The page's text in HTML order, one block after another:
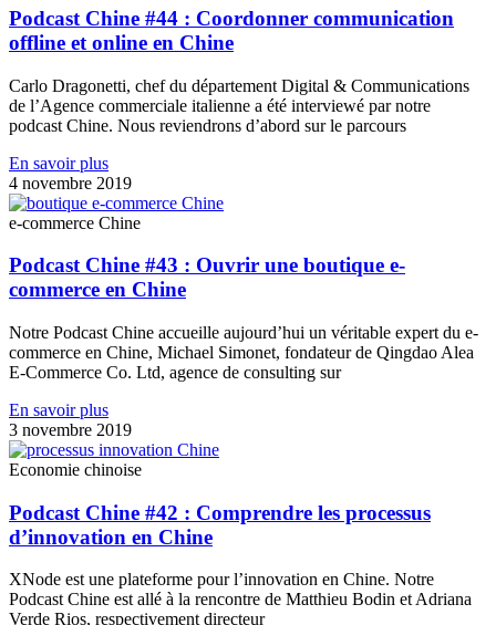
Podcast Chine #44 : Coordonner communication
offline et online en Chine
Carlo Dragonetti, chef du département Digital & Communications
de l’Agence commerciale italienne a été interviewé par notre
podcast Chine. Nous reviendrons d’abord sur le parcours
En savoir plus
4 novembre 2019
e-commerce Chine
Podcast Chine #43 : Ouvrir une boutique e-
commerce en Chine
Notre Podcast Chine accueille aujourd’hui un véritable expert du e-
commerce en Chine, Michael Simonet, fondateur de Qingdao Alea
E-Commerce Co. Ltd, agence de consulting sur
En savoir plus
3 novembre 2019
Economie chinoise
Podcast Chine #42 : Comprendre les processus
d’innovation en Chine
XNode est une plateforme pour l’innovation en Chine. Notre
Podcast Chine est allé à la rencontre de Matthieu Bodin et Adriana
Verde Rios, respectivement directeur